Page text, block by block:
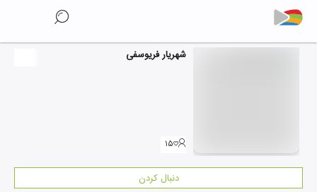
شهریار فریوسفی
۱۵
دنبال کردن